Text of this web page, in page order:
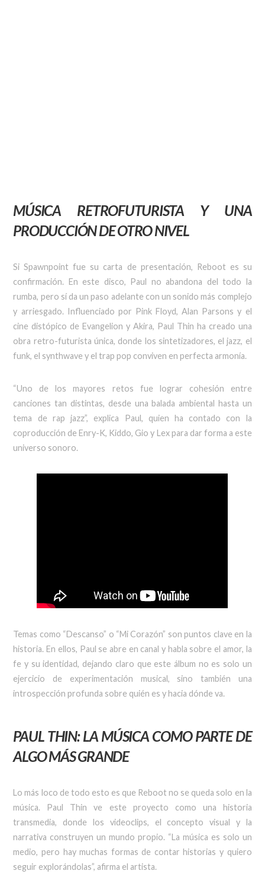
MÚSICA RETROFUTURISTA Y UNA
PRODUCCIÓN DE OTRO NIVEL
Si Spawnpoint fue su carta de presentación, Reboot es su
confirmación. En este disco, Paul no abandona del todo la
rumba, pero sí da un paso adelante con un sonido más complejo
y arriesgado. Influenciado por Pink Floyd, Alan Parsons y el
cine distópico de Evangelion y Akira, Paul Thin ha creado una
obra retro-futurista única, donde los sintetizadores, el jazz, el
funk, el synthwave y el trap pop conviven en perfecta armonía.
“Uno de los mayores retos fue lograr cohesión entre
canciones tan distintas, desde una balada ambiental hasta un
tema de rap jazz”, explica Paul, quien ha contado con la
coproducción de Enry-K, Kiddo, Gio y Lex para dar forma a este
universo sonoro.
Temas como “Descanso” o “Mi Corazón” son puntos clave en la
historia. En ellos, Paul se abre en canal y habla sobre el amor, la
fe y su identidad, dejando claro que este álbum no es solo un
ejercicio de experimentación musical, sino también una
introspección profunda sobre quién es y hacia dónde va.
PAUL THIN: LA MÚSICA COMO PARTE DE
ALGO MÁS GRANDE
Lo más loco de todo esto es que Reboot no se queda solo en la
música. Paul Thin ve este proyecto como una historia
transmedia, donde los videoclips, el concepto visual y la
narrativa construyen un mundo propio. “La música es solo un
medio, pero hay muchas formas de contar historias y quiero
seguir explorándolas”, afirma el artista.